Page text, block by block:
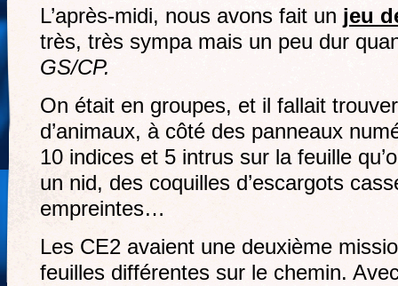
L’après-midi, nous avons fait un jeu
très, très sympa mais un peu dur
GS/CP.
On était en groupes, et il fallait
d’animaux, à côté des panneaux
10 indices et 5 intrus sur la feuille
un nid, des coquilles d’escargots
empreintes…
Les CE2 avaient une deuxième
feuilles différentes sur le chemin.